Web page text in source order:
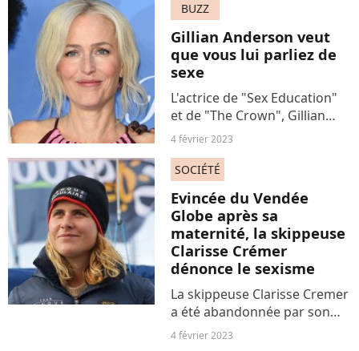
une intervention esthétique
qui avait pour objectif de
rendre sa peau...
BUZZ
Gillian Anderson veut
que vous lui parliez de
sexe
L'actrice de "Sex Education"
et de "The Crown", Gillian
Anderson, lance un
souhaite que les femmes du
monde entier lui racontent
leurs histoires de sexe.
4 février 2023
SOCIÉTÉ
Evincée du Vendée
Globe après sa
maternité, la skippeuse
Clarisse Crémer
dénonce le sexisme
La skippeuse Clarisse Cremer
a été abandonnée par son
sponsor Banque Populaire et
4 février 2023